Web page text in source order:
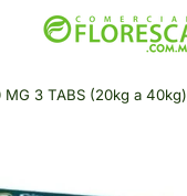
MG 3 TABS (20kg a 40kg)